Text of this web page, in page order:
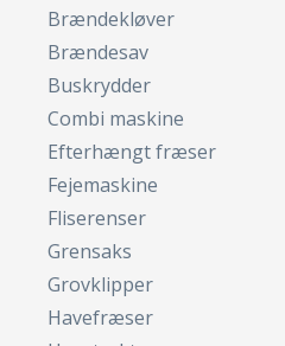
Brændekløver
Brændesav
Buskrydder
Combi maskine
Efterhængt fræser
Fejemaskine
Fliserenser
Grensaks
Grovklipper
Havefræser